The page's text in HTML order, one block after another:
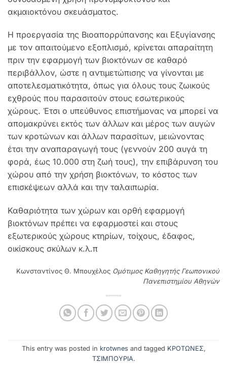
ακμαιοκτόνου σκευάσματος.
H προεργασία της Βιοαπορρύπανσης και Εξυγίανσης
με τον απαιτούμενο εξοπλισμό, κρίνεται απαραίτητη
πριν την εφαρμογή των βιοκτόνων σε καθαρό
περιβάλλον, ώστε η αντιμετώπισης να γίνονται με
αποτελεσματικότητα, όπως για όλους τους ζωικούς
εχθρούς που παρασιτούν στους εσωτερικούς
χώρους. Έτσι ο υπεύθυνος επιστήμονας να μπορεί να
απομακρύνει εκτός των άλλων και μέρος των αυγών
των κροτώνων και άλλων παρασίτων, μειώνοντας
έτσι την αναπαραγωγή τους (γεννούν 200 αυγά τη
φορά, έως 10.000 στη ζωή τους), την επιβάρυνση του
χώρου από την χρήση βιοκτόνων, το κόστος των
επισκέψεων αλλά και την ταλαιπωρία.
Καθαριότητα των χώρων και ορθή εφαρμογή
βιοκτόνων πρέπει να εφαρμοστεί και στους
εξωτερικούς χώρους κτηρίων, τοίχους, έδαφος,
οικίσκους σκύλων κ.λ.π
Κωνσταντίνος Θ. Μπουχέλος Ομότιμος Καθηγητής Γεωπονικού
Πανεπιστημίου Αθηνών
This entry was posted in krotwnes and tagged ΚΡΟΤΩΝΕΣ,
ΤΣΙΜΠΟΥΡΙΑ.